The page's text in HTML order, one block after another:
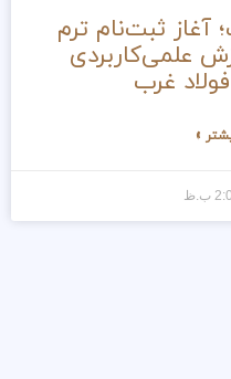
ثبت‌نام ترم
آموزش علمی‌کاربردی
غرب
»
ب.ظ